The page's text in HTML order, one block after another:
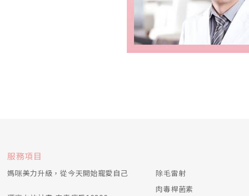
服務項目
媽咪美力升級，從今天開始寵愛自己
除毛雷射
肉毒桿菌素